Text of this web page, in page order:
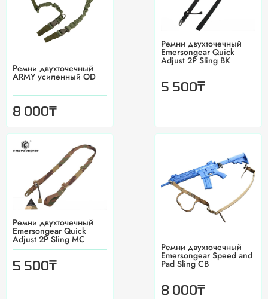
Ремни двухточечный
ARMY усиленный OD
8 000₸
Ремни двухточечный
Emersongear Quick
Adjust 2P Sling BK
5 500₸
Ремни двухточечный
Emersongear Quick
Adjust 2P Sling MC
5 500₸
Ремни двухточечный
Emersongear Speed and
Pad Sling CB
8 000₸